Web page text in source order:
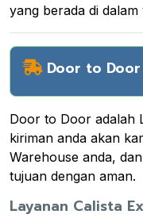
yang berada di dalam
Door to
Door to Door adalah
kiriman anda akan
Warehouse anda,
tujuan dengan aman.
Layanan Calista